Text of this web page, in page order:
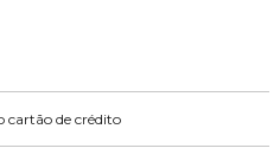
cartão de crédito